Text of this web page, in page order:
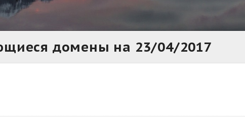
домены на 23/04/2017